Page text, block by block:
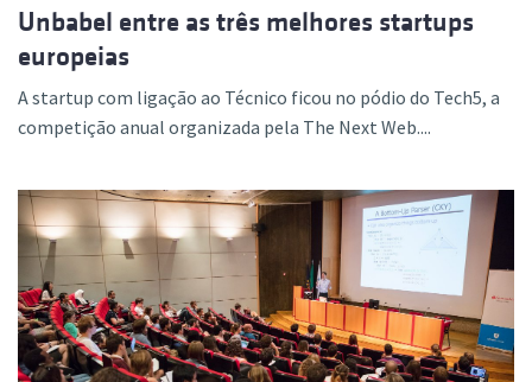
Unbabel entre as três melhores startups
europeias
A startup com ligação ao Técnico ficou no pódio do Tech5, a
competição anual organizada pela The Next Web....